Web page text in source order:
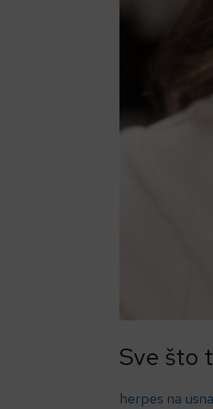
Sve što
herpes na